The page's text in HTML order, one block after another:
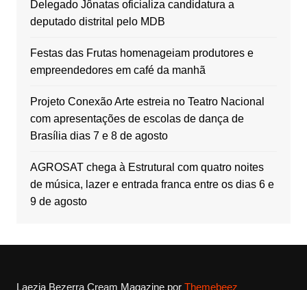
Delegado Jônatas oficializa candidatura a
deputado distrital pelo MDB
Festas das Frutas homenageiam produtores e
empreendedores em café da manhã
Projeto Conexão Arte estreia no Teatro Nacional
com apresentações de escolas de dança de
Brasília dias 7 e 8 de agosto
AGROSAT chega à Estrutural com quatro noites
de música, lazer e entrada franca entre os dias 6 e
9 de agosto
Laezia BezerraCream Magazine por Themebeez